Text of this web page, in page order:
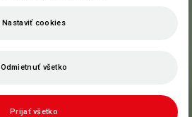
Nastaviť cookies
Odmietnuť všetko
Prijať všetko